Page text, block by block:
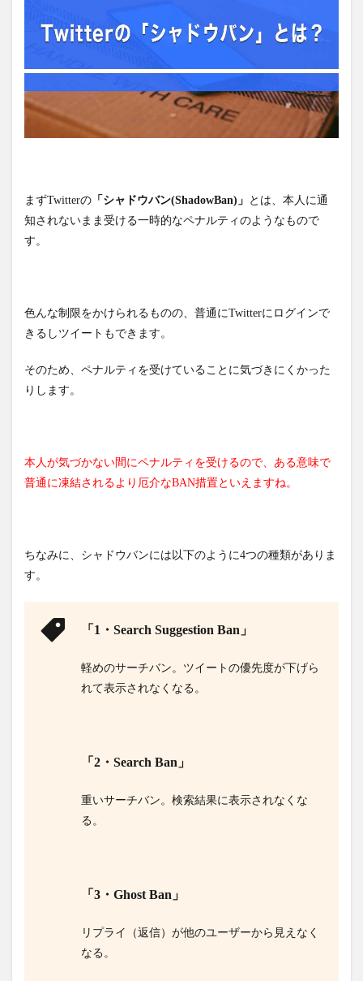
まずTwitterの 「シャドウバン(ShadowBan)」 とは、本人に通
知されないまま受ける一時的なペナルティのようなもので
す。
色んな制限をかけられるものの、普通にTwitterにログインで
きるしツイートもできます。
そのため、ペナルティを受けていることに気づきにくかった
りします。
本人が気づかない間にペナルティを受けるので、ある意味で
普通に凍結されるより厄介なBAN措置といえますね。
ちなみに、シャドウバンには以下のように4つの種類がありま
す。
「1・Search Suggestion Ban」
軽めのサーチバン。 ツイートの優先度が下げら
れて表示されなくなる。
「2・Search Ban」
重いサーチバン。 検索結果に表示されなくな
る。
「3・Ghost Ban」
リプライ（返信）が他のユーザーから見えなく
なる。